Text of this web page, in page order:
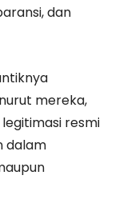
dan
mereka,
resmi
dalam